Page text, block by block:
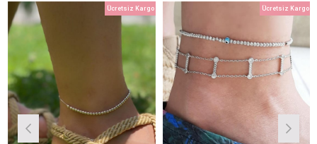
Ücretsiz Kargo Ücretsiz Kargo